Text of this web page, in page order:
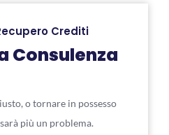
Crediti
Consulenza
o tornare in possesso
più un problema.